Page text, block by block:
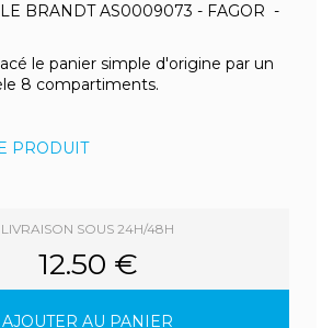
BRANDT AS0009073 - FAGOR -
le panier simple d'origine par un
8 compartiments.
PRODUIT
LIVRAISON SOUS 24H/48H
12.50 €
AJOUTER AU PANIER